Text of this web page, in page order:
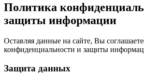
Политика
защиты информации
Оставляя данные на сайте, Вы
конфиденциальности и защиты
Защита данных